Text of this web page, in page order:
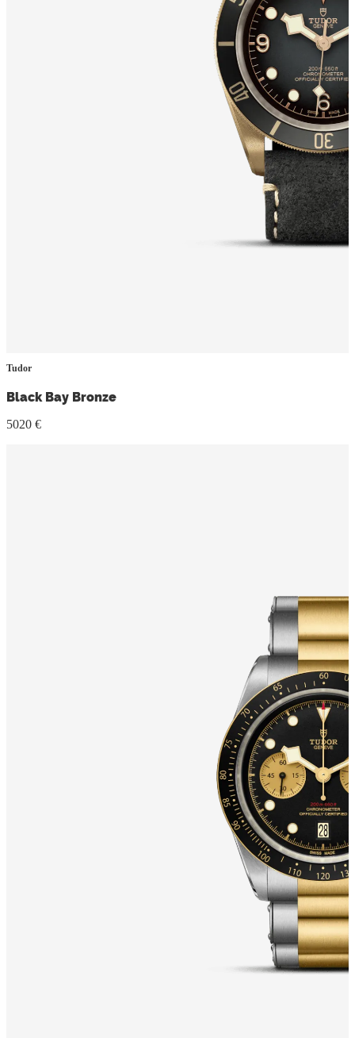
Tudor
Black Bay Bronze
5020 €